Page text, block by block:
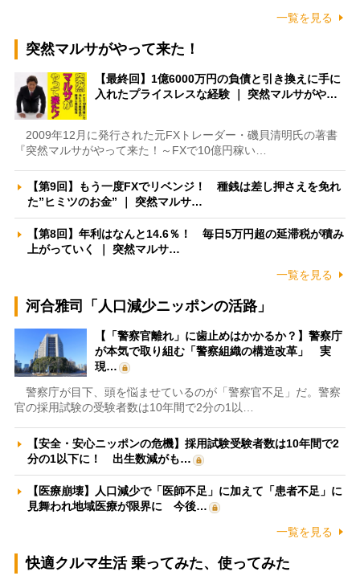
一覧を見る
突然マルサがやって来た！
【最終回】1億6000万円の負債と引き換えに手に
入れたプライスレスな経験 ｜ 突然マルサがや…
2009年12月に発行された元FXトレーダー・磯貝清明氏の著書
『突然マルサがやって来た！～FXで10億円稼い…
【第9回】もう一度FXでリベンジ！ 種銭は差し押さえを免れ
た”ヒミツのお金” ｜ 突然マルサ…
【第8回】年利はなんと14.6％！ 毎日5万円超の延滞税が積み
上がっていく ｜ 突然マルサ…
一覧を見る
河合雅司「人口減少ニッポンの活路」
【「警察官離れ」に歯止めはかかるか？】警察庁
が本気で取り組む「警察組織の構造改革」 実
現…
警察庁が目下、頭を悩ませているのが「警察官不足」だ。警察
官の採用試験の受験者数は10年間で2分の1以…
【安全・安心ニッポンの危機】採用試験受験者数は10年間で2
分の1以下に！ 出生数減がも…
【医療崩壊】人口減少で「医師不足」に加えて「患者不足」に
見舞われ地域医療が限界に 今後…
一覧を見る
快適クルマ生活 乗ってみた、使ってみた